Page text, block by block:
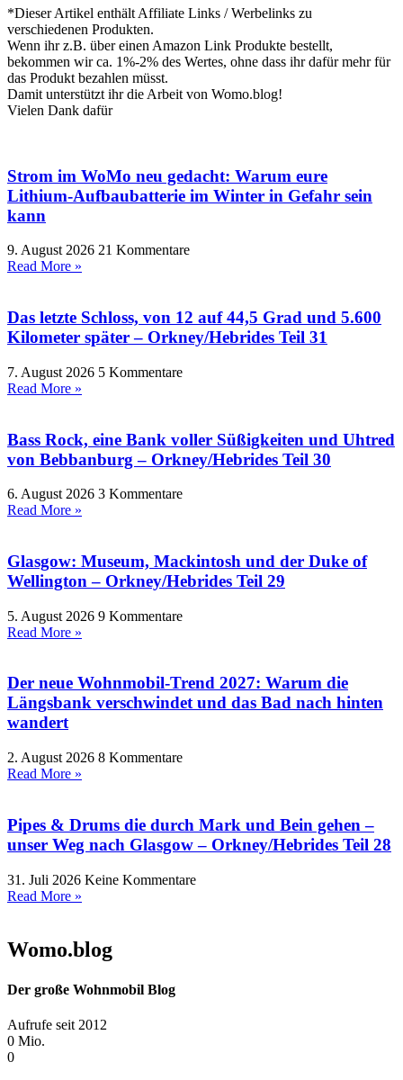
*Dieser Artikel enthält Affiliate Links / Werbelinks zu
verschiedenen Produkten.
Wenn ihr z.B. über einen Amazon Link Produkte bestellt,
bekommen wir ca. 1%-2% des Wertes, ohne dass ihr dafür mehr für
das Produkt bezahlen müsst.
Damit unterstützt ihr die Arbeit von Womo.blog!
Vielen Dank dafür
Strom im WoMo neu gedacht: Warum eure
Lithium-Aufbaubatterie im Winter in Gefahr sein
kann
9. August 2026 21 Kommentare
Read More »
Das letzte Schloss, von 12 auf 44,5 Grad und 5.600
Kilometer später – Orkney/Hebrides Teil 31
7. August 2026 5 Kommentare
Read More »
Bass Rock, eine Bank voller Süßigkeiten und Uhtred
von Bebbanburg – Orkney/Hebrides Teil 30
6. August 2026 3 Kommentare
Read More »
Glasgow: Museum, Mackintosh und der Duke of
Wellington – Orkney/Hebrides Teil 29
5. August 2026 9 Kommentare
Read More »
Der neue Wohnmobil-Trend 2027: Warum die
Längsbank verschwindet und das Bad nach hinten
wandert
2. August 2026 8 Kommentare
Read More »
Pipes & Drums die durch Mark und Bein gehen –
unser Weg nach Glasgow – Orkney/Hebrides Teil 28
31. Juli 2026 Keine Kommentare
Read More »
Womo.blog
Der große Wohnmobil Blog​
Aufrufe seit 2012
0 Mio.
0